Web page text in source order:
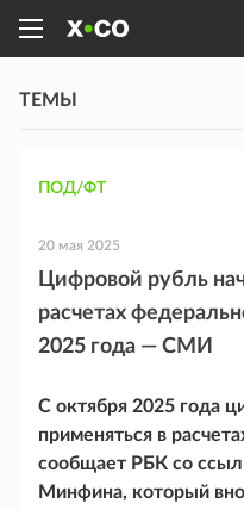
ТЕМЫ
ПОД/ФТ
20 мая 2025
Цифровой рубль
расчетах
2025 года — СМИ
С октября 2025 года
применяться в
сообщает РБК со
Минфина, который